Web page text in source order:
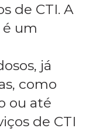
de CTI. A
um
já
como
ou até
de CTI